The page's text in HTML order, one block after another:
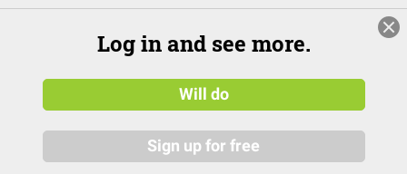
Log in and see more.
Will do
Sign up for free